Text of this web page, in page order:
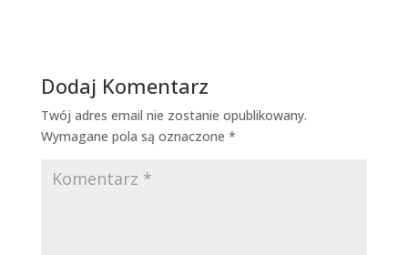
Dodaj Komentarz
Twój adres email nie zostanie opublikowany.
Wymagane pola są oznaczone *